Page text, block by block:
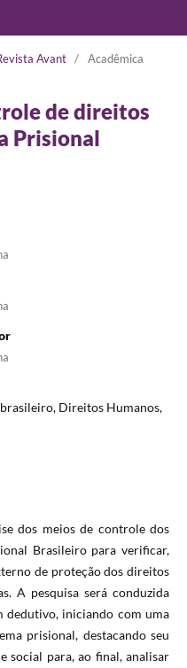
Avant / Acadêmica
de direitos
Prisional
Direitos Humanos,
dos meios de controle dos
Brasileiro para verificar,
de proteção dos direitos
A pesquisa será conduzida
dedutivo, iniciando com uma
prisional, destacando seu
social para, ao final, analisar